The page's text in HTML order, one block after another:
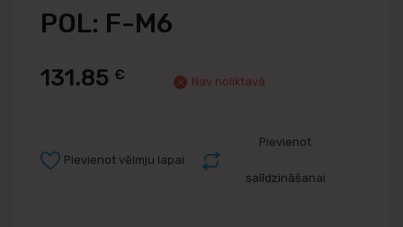
POL: F-M6
131.85 € Nav noliktavā
Pievienot
salīdzināšanai
Pievienot vēlmju lapai